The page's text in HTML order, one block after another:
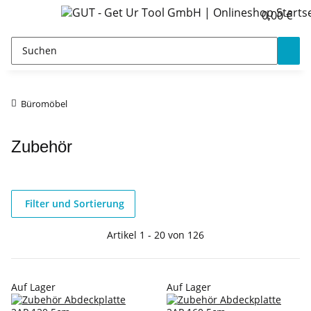
0,00 €
Büromöbel
Zubehör
Filter und Sortierung
Artikel 1 - 20 von 126
Auf Lager Auf Lager